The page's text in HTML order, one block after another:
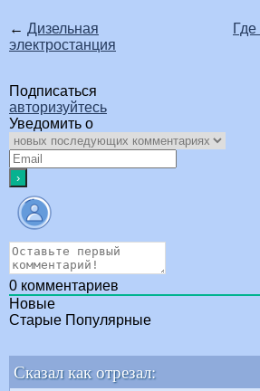
← Дизельная
электростанция
Подписаться
авторизуйтесь
Уведомить о
0 комментариев
Новые
Старые Популярные
Сказал как отрезал: